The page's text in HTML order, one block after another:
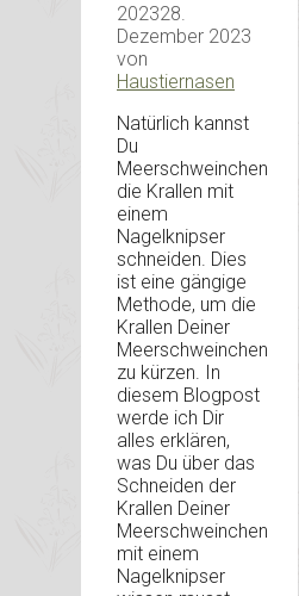
202328.
Dezember 2023
von
Haustiernasen
Natürlich kannst
Du
Meerschweinchen
die Krallen mit
einem
Nagelknipser
schneiden. Dies
ist eine gängige
Methode, um die
Krallen Deiner
Meerschweinchen
zu kürzen. In
diesem Blogpost
werde ich Dir
alles erklären,
was Du über das
Schneiden der
Krallen Deiner
Meerschweinchen
mit einem
Nagelknipser